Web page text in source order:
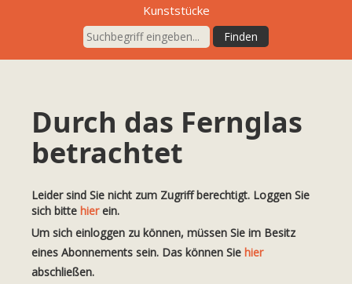
Kunststücke
Durch das Fernglas
betrachtet
Leider sind Sie nicht zum Zugriff berechtigt. Loggen Sie
sich bitte hierein.
Um sich einloggen zu können, müssen Sie im Besitz
eines Abonnements sein. Das können Sie hier
abschließen.